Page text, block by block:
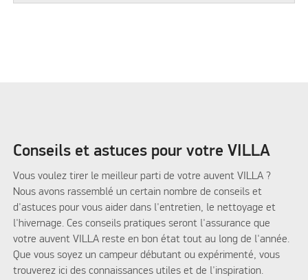
Conseils et astuces pour votre VILLA
Vous voulez tirer le meilleur parti de votre auvent VILLA ?
Nous avons rassemblé un certain nombre de conseils et
d'astuces pour vous aider dans l'entretien, le nettoyage et
l'hivernage. Ces conseils pratiques seront l'assurance que
votre auvent VILLA reste en bon état tout au long de l'année.
Que vous soyez un campeur débutant ou expérimenté, vous
trouverez ici des connaissances utiles et de l'inspiration.